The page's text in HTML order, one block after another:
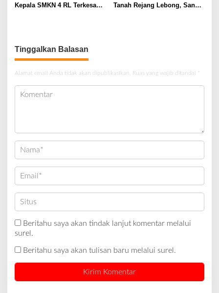
Kepala SMKN 4 RL Terkesan
Tanah Rejang Lebong, Sangat
Tinggalkan Balasan
Alamat email Anda tidak akan dipublikasikan. Ruas yang wajib ditandai *
Beritahu saya akan tindak lanjut komentar melalui
surel.
Beritahu saya akan tulisan baru melalui surel.